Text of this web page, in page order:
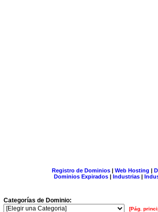
Registro de Dominios| Web Hosting |
Dominios Expirados | Industrias |
Categorías de Dominio:
[Pág.